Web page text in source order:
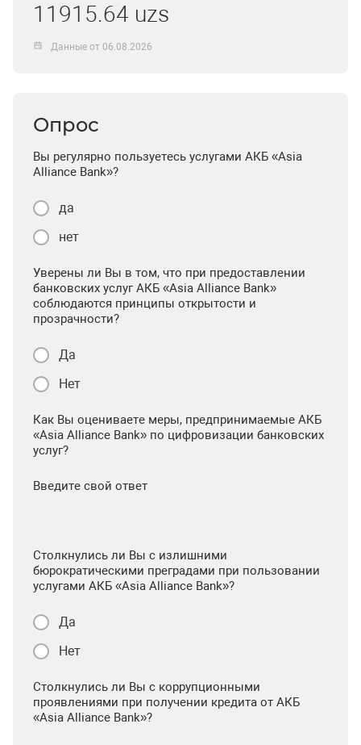
11915.64 uzs
Данные от 06.08.2026
Опрос
Вы регулярно пользуетесь услугами АКБ «Asia
Alliance Bank»?
да
нет
Уверены ли Вы в том, что при предоставлении
банковских услуг АКБ «Asia Alliance Bank»
соблюдаются принципы открытости и
прозрачности?
Да
Нет
Как Вы оцениваете меры, предпринимаемые АКБ
«Asia Alliance Bank» по цифровизации банковских
услуг?
Введите свой ответ
Столкнулись ли Вы с излишними
бюрократическими преградами при пользовании
услугами АКБ «Asia Alliance Bank»?
Да
Нет
Столкнулись ли Вы с коррупционными
проявлениями при получении кредита от АКБ
«Asia Alliance Bank»?